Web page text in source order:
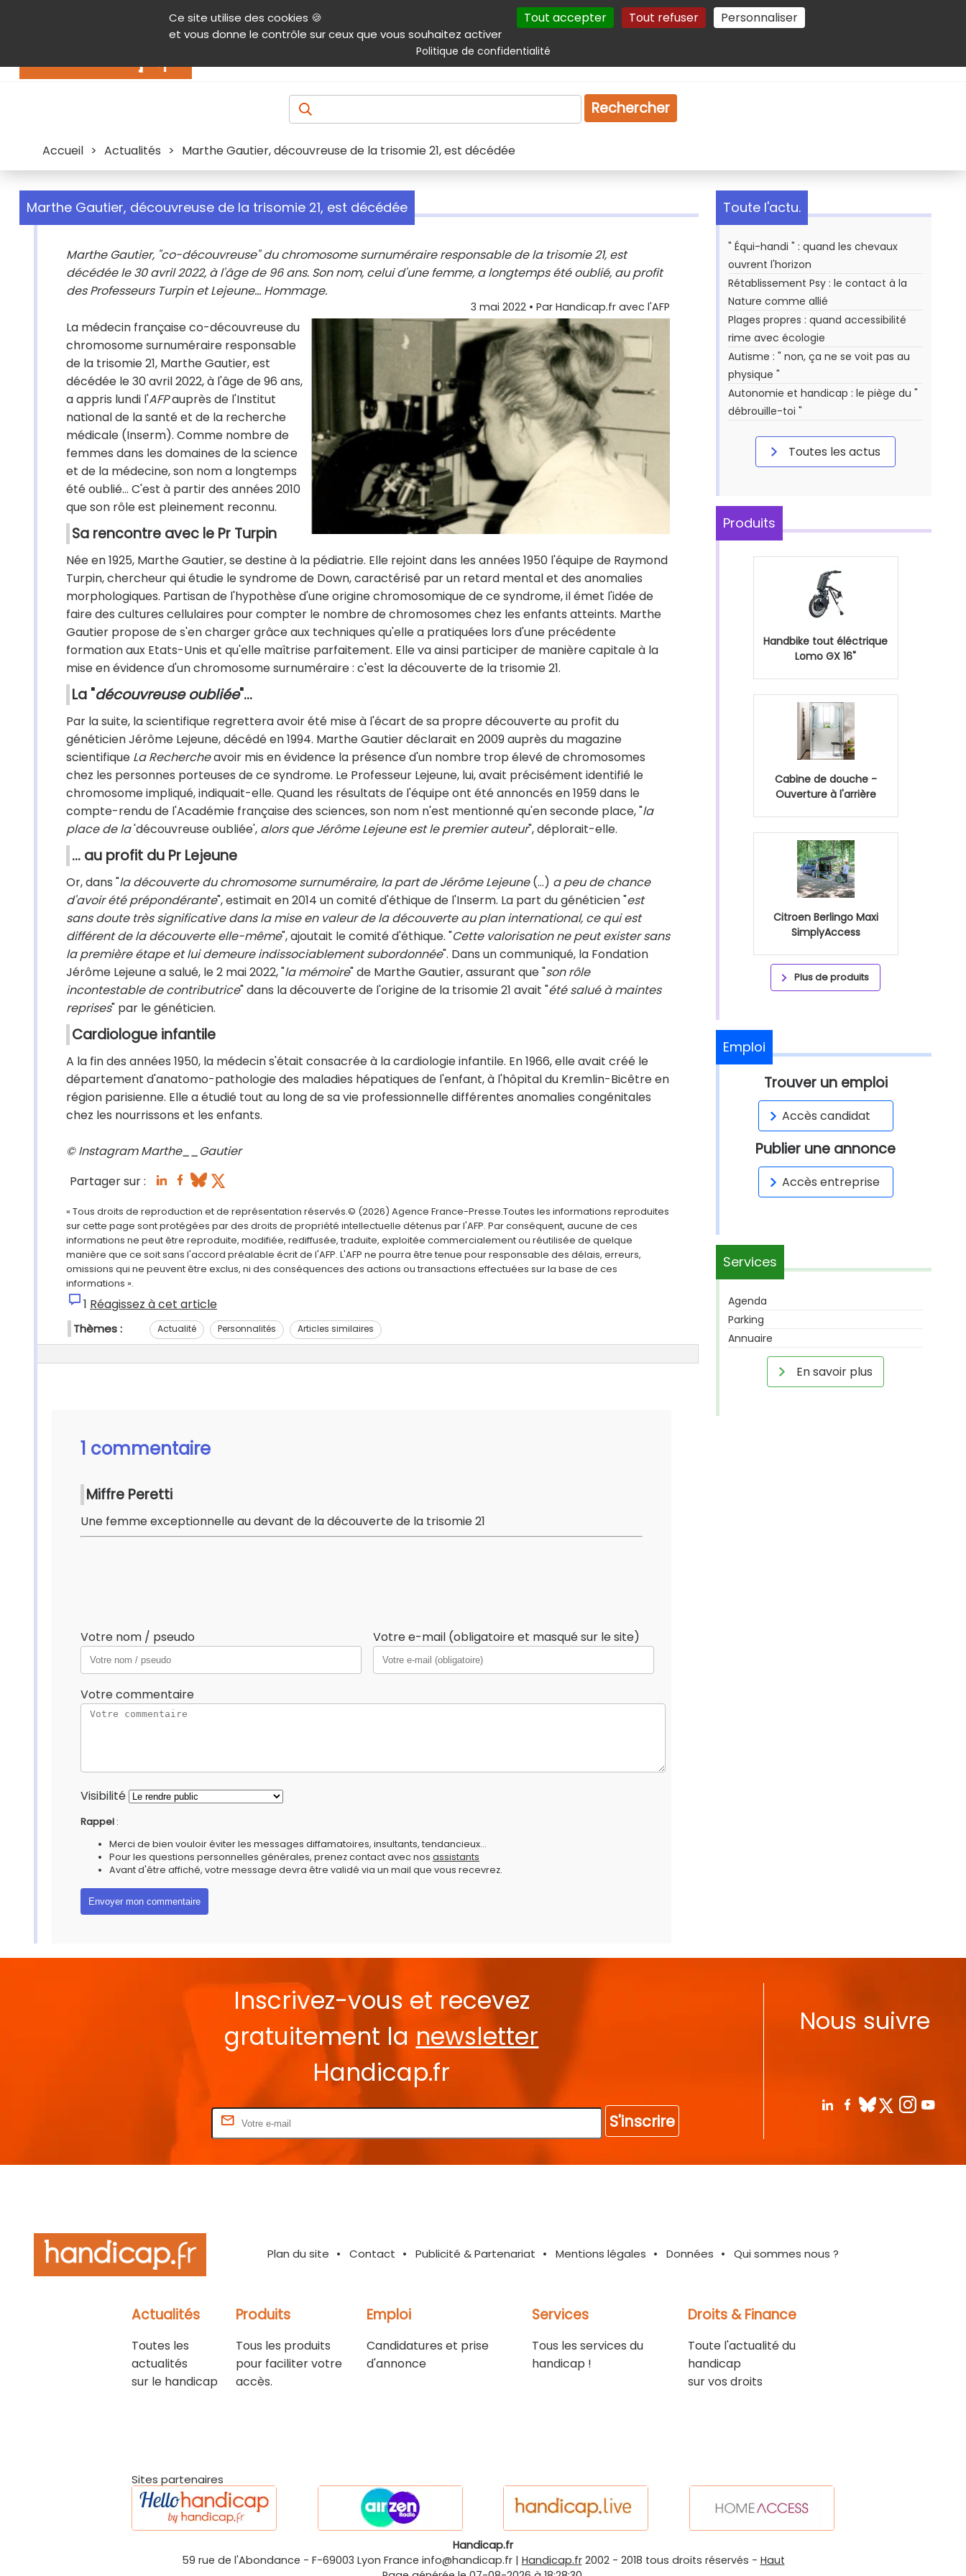
Ce site utilise des cookies 🍪
et vous donne le contrôle sur ceux que vous souhaitez activer
Tout accepter Tout refuser Personnaliser
Politique de confidentialité
Contenu Aide et accessibilité Menu principal Autres services Plan du site Gestion des cookies
Produits & services Emploi Droit
Rechercher
Accueil > Actualités > Marthe Gautier, découvreuse de la trisomie 21, est décédée
Marthe Gautier, découvreuse de la trisomie 21, est décédée
Marthe Gautier, "co-découvreuse" du chromosome surnuméraire responsable de la trisomie 21, est
décédée le 30 avril 2022, à l'âge de 96 ans. Son nom, celui d'une femme, a longtemps été oublié, au profit
des Professeurs Turpin et Lejeune... Hommage.
3 mai 2022 • Par Handicap.fr avec l'AFP
La médecin française co-découvreuse du
chromosome surnuméraire responsable
de la trisomie 21, Marthe Gautier, est
décédée le 30 avril 2022, à l'âge de 96 ans,
a appris lundi l'AFPauprès de l'Institut
national de la santé et de la recherche
médicale (Inserm). Comme nombre de
femmes dans les domaines de la science
et de la médecine, son nom a longtemps
été oublié... C'est à partir des années 2010
que son rôle est pleinement reconnu.
Sa rencontre avec le Pr Turpin
Née en 1925, Marthe Gautier, se destine à la pédiatrie. Elle rejoint dans les années 1950 l'équipe de Raymond
Turpin, chercheur qui étudie le syndrome de Down, caractérisé par un retard mental et des anomalies
morphologiques. Partisan de l'hypothèse d'une origine chromosomique de ce syndrome, il émet l'idée de
faire des cultures cellulaires pour compter le nombre de chromosomes chez les enfants atteints. Marthe
Gautier propose de s'en charger grâce aux techniques qu'elle a pratiquées lors d'une précédente
formation aux Etats-Unis et qu'elle maîtrise parfaitement. Elle va ainsi participer de manière capitale à la
mise en évidence d'un chromosome surnuméraire : c'est la découverte de la trisomie 21.
La "découvreuse oubliée"...
Par la suite, la scientifique regrettera avoir été mise à l'écart de sa propre découverte au profit du
généticien Jérôme Lejeune, décédé en 1994. Marthe Gautier déclarait en 2009 auprès du magazine
scientifique La Rechercheavoir mis en évidence la présence d'un nombre trop élevé de chromosomes
chez les personnes porteuses de ce syndrome. Le Professeur Lejeune, lui, avait précisément identifié le
chromosome impliqué, indiquait-elle. Quand les résultats de l'équipe ont été annoncés en 1959 dans le
compte-rendu de l'Académie française des sciences, son nom n'est mentionné qu'en seconde place, "la
place de la'découvreuse oubliée', alors que Jérôme Lejeune est le premier auteur", déplorait-elle.
... au profit du Pr Lejeune
Or, dans "la découverte du chromosome surnuméraire, la part de Jérôme Lejeune(...) a peu de chance
d'avoir été prépondérante", estimait en 2014 un comité d'éthique de l'Inserm. La part du généticien "est
sans doute très significative dans la mise en valeur de la découverte au plan international, ce qui est
différent de la découverte elle-même", ajoutait le comité d'éthique. "Cette valorisation ne peut exister sans
la première étape et lui demeure indissociablement subordonnée". Dans un communiqué, la Fondation
Jérôme Lejeune a salué, le 2 mai 2022, "la mémoire" de Marthe Gautier, assurant que "son rôle
incontestable de contributrice" dans la découverte de l'origine de la trisomie 21 avait "été salué à maintes
reprises" par le généticien.
Cardiologue infantile
A la fin des années 1950, la médecin s'était consacrée à la cardiologie infantile. En 1966, elle avait créé le
département d'anatomo-pathologie des maladies hépatiques de l'enfant, à l'hôpital du Kremlin-Bicêtre en
région parisienne. Elle a étudié tout au long de sa vie professionnelle différentes anomalies congénitales
chez les nourrissons et les enfants.
© Instagram Marthe__Gautier
Partager sur :
« Tous droits de reproduction et de représentation réservés.© (2026) Agence France-Presse.Toutes les informations reproduites
sur cette page sont protégées par des droits de propriété intellectuelle détenus par l'AFP. Par conséquent, aucune de ces
informations ne peut être reproduite, modifiée, rediffusée, traduite, exploitée commercialement ou réutilisée de quelque
manière que ce soit sans l'accord préalable écrit de l'AFP. L'AFP ne pourra être tenue pour responsable des délais, erreurs,
omissions qui ne peuvent être exclus, ni des conséquences des actions ou transactions effectuées sur la base de ces
informations ».
1 Réagissez à cet article
Thèmes : Actualité Personnalités Articles similaires
1 commentaire
Miffre Peretti
Une femme exceptionnelle au devant de la découverte de la trisomie 21
Votre nom / pseudo Votre e-mail (obligatoire et masqué sur le site)
Votre commentaire
Visibilité
Rappel :
Merci de bien vouloir éviter les messages diffamatoires, insultants, tendancieux...
Pour les questions personnelles générales, prenez contact avec nos assistants
Avant d'être affiché, votre message devra être validé via un mail que vous recevrez.
Toute l'actu.
" Équi-handi " : quand les chevaux
ouvrent l'horizon
Rétablissement Psy : le contact à la
Nature comme allié
Plages propres : quand accessibilité
rime avec écologie
Autisme : " non, ça ne se voit pas au
physique "
Autonomie et handicap : le piège du "
débrouille-toi "
Toutes les actus
Produits
Handbike tout éléctrique
Lomo GX 16"
Cabine de douche -
Ouverture à l'arrière
Citroen Berlingo Maxi
SimplyAccess
Plus de produits
Emploi
Trouver un emploi
Accès candidat
Publier une annonce
Accès entreprise
Services
Agenda
Parking
Annuaire
En savoir plus
Inscrivez-vous et recevez
gratuitement la newsletter
Handicap.fr
S'inscrire
Nous suivre
Plan du site Contact Publicité & Partenariat Mentions légales Données Qui sommes nous ?
Actualités
Toutes les
actualités
sur le handicap
Produits
Tous les produits
pour faciliter votre
accès.
Emploi
Candidatures et prise
d'annonce
Services
Tous les services du
handicap !
Droits & Finance
Toute l'actualité du
handicap
sur vos droits
Sites partenaires
Handicap.fr
59 rue de l'Abondance - F-69003 Lyon France info@handicap.fr | Handicap.fr 2002 - 2018 tous droits réservés - Haut